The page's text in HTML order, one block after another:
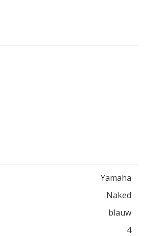
Yamaha
Naked
blauw
4